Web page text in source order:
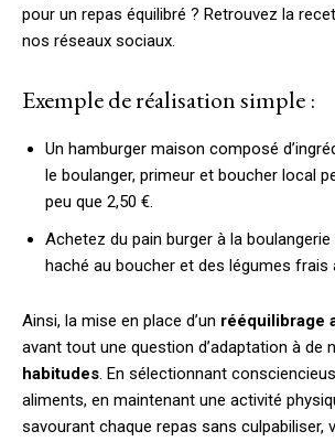
pour un repas équilibré ? Retrouvez la
nos réseaux sociaux.
Exemple de réalisation simple :
Un hamburger maison composé
le boulanger, primeur et boucher local
peu que 2,50 €.
Achetez du pain burger à la
haché au boucher et des légumes frais
Ainsi, la mise en place d’un rééquilibrage
avant tout une question d’adaptation à de
habitudes. En sélectionnant
aliments, en maintenant une activité
savourant chaque repas sans culpabiliser,